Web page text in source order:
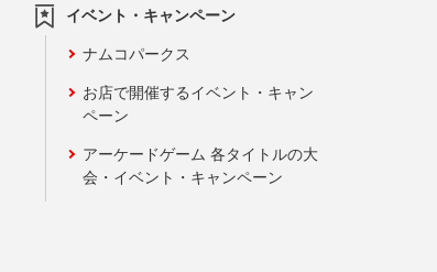
イベント・キャンペーン
ナムコパークス
お店で開催するイベント・キャン
ペーン
アーケードゲーム 各タイトルの大
会・イベント・キャンペーン